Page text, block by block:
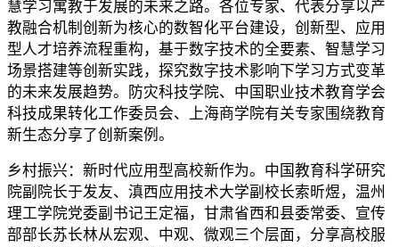
慧学习寓教于发展的未来之路。各位专家、代表分享以产
教融合机制创新为核心的数智化平台建设，创新型、应用
型人才培养流程重构，基于数字技术的全要素、智慧学习
场景搭建等创新实践，探究数字技术影响下学习方式变革
的未来发展趋势。防灾科技学院、中国职业技术教育学会
科技成果转化工作委员会、上海商学院有关专家围绕教育
新生态分享了创新案例。
乡村振兴：新时代应用型高校新作为。中国教育科学研究
院副院长于发友、滇西应用技术大学副校长索昕煜，温州
理工学院党委副书记王定福，甘肃省西和县委常委、宣传
部部长苏长林从宏观、中观、微观三个层面，分享高校服